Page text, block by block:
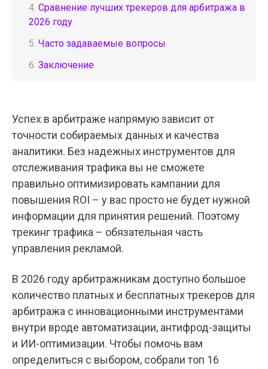
4. Сравнение лучших трекеров для арбитража в
2026 году
5. Часто задаваемые вопросы
6. Заключение
Успех в арбитраже напрямую зависит от
точности собираемых данных и качества
аналитики. Без надежных инструментов для
отслеживания трафика вы не сможете
правильно оптимизировать кампании для
повышения ROI – у вас просто не будет нужной
информации для принятия решений. Поэтому
трекинг трафика – обязательная часть
управления рекламой.
В 2026 году арбитражникам доступно большое
количество платных и бесплатных трекеров для
арбитража с инновационными инструментами
внутри вроде автоматизации, антифрод-защиты
и ИИ-оптимизации. Чтобы помочь вам
определиться с выбором, собрали топ 16